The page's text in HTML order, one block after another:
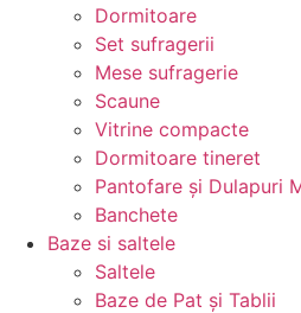
Dormitoare
Set sufragerii
Mese sufragerie
Scaune
Vitrine compacte
Dormitoare tineret
Pantofare și Dulapuri
Banchete
Baze si saltele
Saltele
Baze de Pat și Tablii